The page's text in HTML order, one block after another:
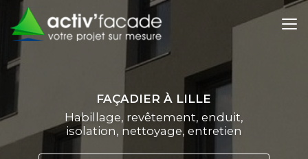
contenu
principal
FAÇADIER À LILLE
Habillage, revêtement, enduit,
isolation, nettoyage, entretien